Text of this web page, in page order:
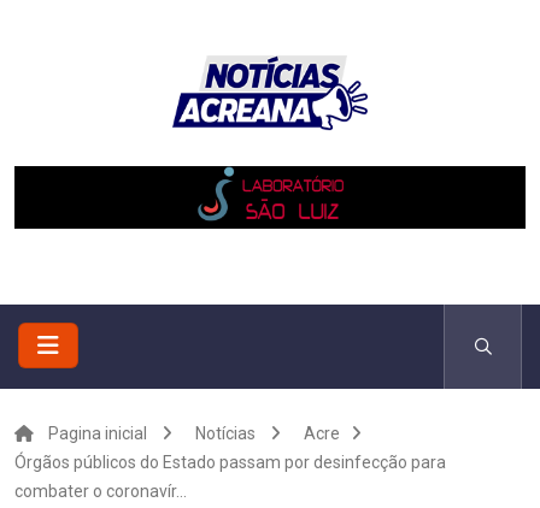
Pagina inicial Notícias
Acre
Órgãos públicos do Estado passam por desinfecção para
combater o coronavír...